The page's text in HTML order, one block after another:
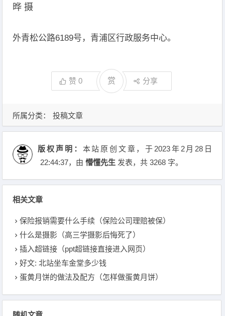
晔 摄
外青松公路6189号，青浦区行政服务中心。
赞0 赏 分享
所属分类： 投稿文章
版权声明： 本站原创文章，于2023年2月28日
22:44:37，由懵懂先生 发表，共 3268 字。
相关文章
保险报销需要什么手续（保险公司理赔被保）
什么是摄影（高三学摄影后悔死了）
插入超链接（ppt超链接直接进入网页）
好文: 北站坐车金堂多少钱
蛋黄月饼的做法及配方（怎样做蛋黄月饼）